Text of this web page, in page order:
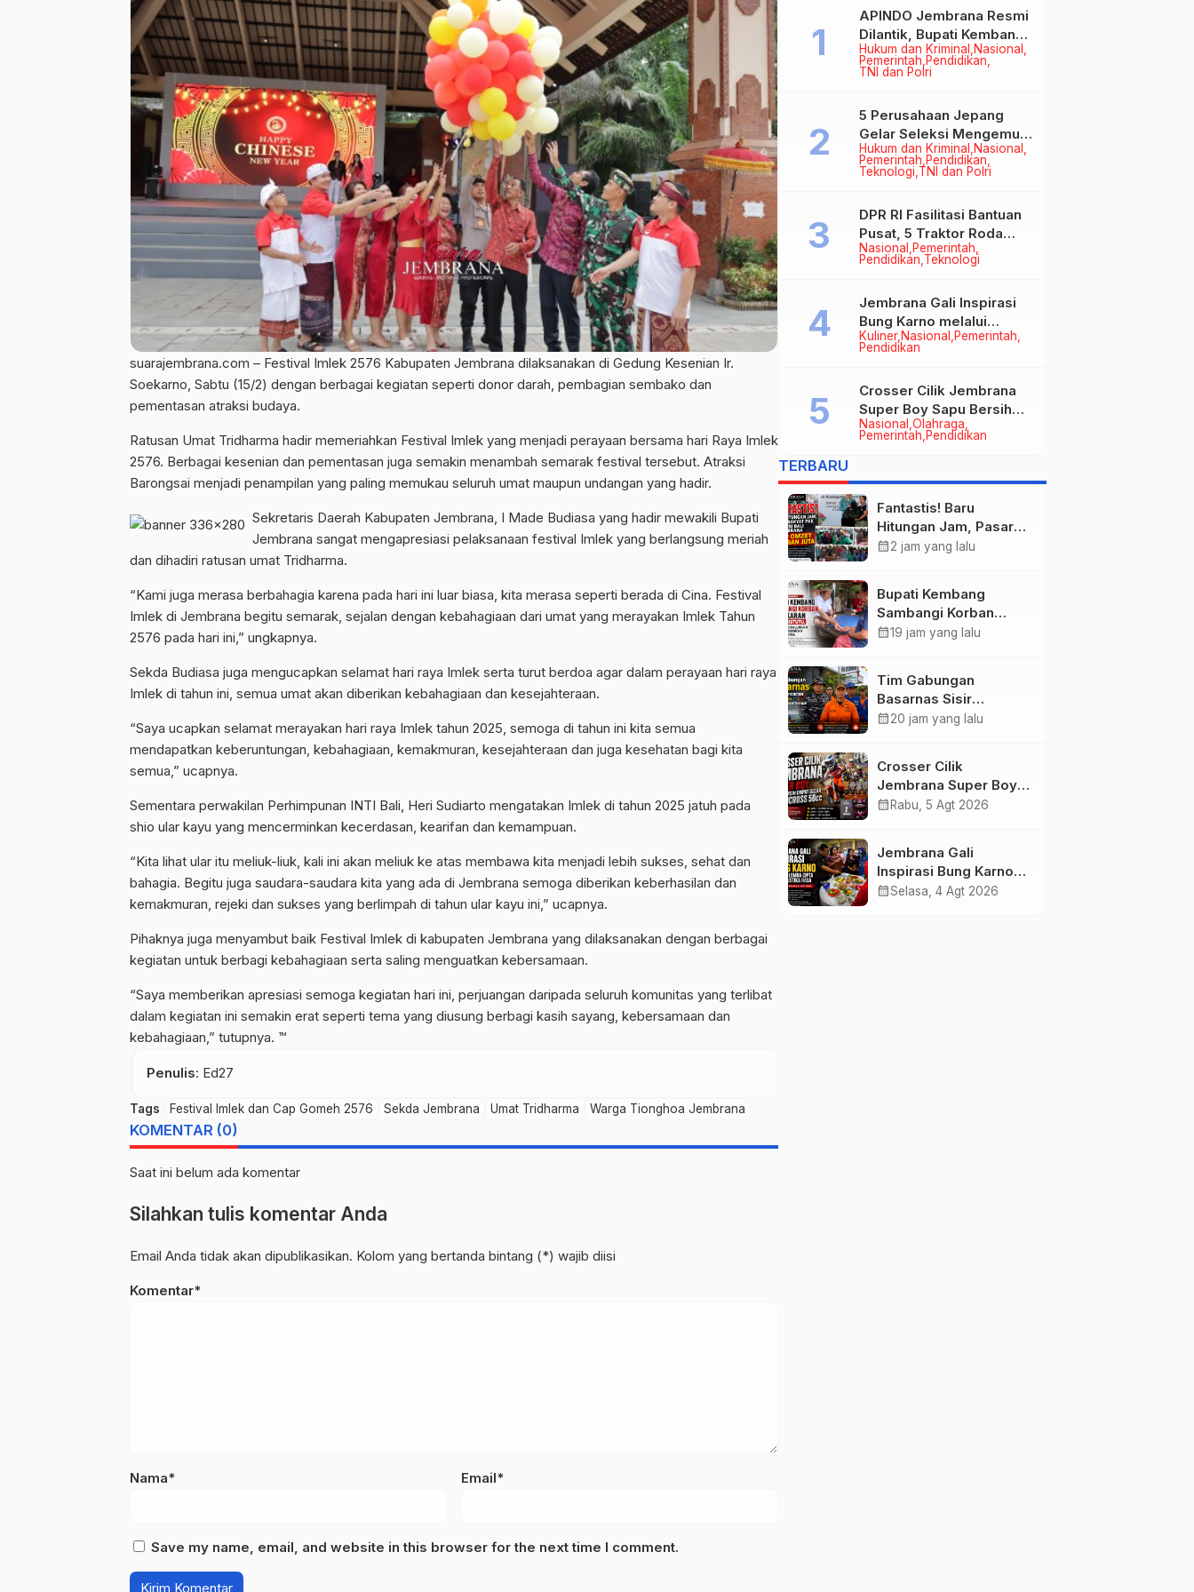
suarajembrana.com – Festival Imlek 2576 Kabupaten Jembrana dilaksanakan di Gedung Kesenian Ir.
Soekarno, Sabtu (15/2) dengan berbagai kegiatan seperti donor darah, pembagian sembako dan
pementasan atraksi budaya.
Ratusan Umat Tridharma hadir memeriahkan Festival Imlek yang menjadi perayaan bersama hari Raya Imlek
2576. Berbagai kesenian dan pementasan juga semakin menambah semarak festival tersebut. Atraksi
Barongsai menjadi penampilan yang paling memukau seluruh umat maupun undangan yang hadir.
Sekretaris Daerah Kabupaten Jembrana, I Made Budiasa yang hadir mewakili Bupati
Jembrana sangat mengapresiasi pelaksanaan festival Imlek yang berlangsung meriah
dan dihadiri ratusan umat Tridharma.
“Kami juga merasa berbahagia karena pada hari ini luar biasa, kita merasa seperti berada di Cina. Festival
Imlek di Jembrana begitu semarak, sejalan dengan kebahagiaan dari umat yang merayakan Imlek Tahun
2576 pada hari ini,” ungkapnya.
Sekda Budiasa juga mengucapkan selamat hari raya Imlek serta turut berdoa agar dalam perayaan hari raya
Imlek di tahun ini, semua umat akan diberikan kebahagiaan dan kesejahteraan.
“Saya ucapkan selamat merayakan hari raya Imlek tahun 2025, semoga di tahun ini kita semua
mendapatkan keberuntungan, kebahagiaan, kemakmuran, kesejahteraan dan juga kesehatan bagi kita
semua,” ucapnya.
Sementara perwakilan Perhimpunan INTI Bali, Heri Sudiarto mengatakan Imlek di tahun 2025 jatuh pada
shio ular kayu yang mencerminkan kecerdasan, kearifan dan kemampuan.
“Kita lihat ular itu meliuk-liuk, kali ini akan meliuk ke atas membawa kita menjadi lebih sukses, sehat dan
bahagia. Begitu juga saudara-saudara kita yang ada di Jembrana semoga diberikan keberhasilan dan
kemakmuran, rejeki dan sukses yang berlimpah di tahun ular kayu ini,” ucapnya.
Pihaknya juga menyambut baik Festival Imlek di kabupaten Jembrana yang dilaksanakan dengan berbagai
kegiatan untuk berbagi kebahagiaan serta saling menguatkan kebersamaan.
“Saya memberikan apresiasi semoga kegiatan hari ini, perjuangan daripada seluruh komunitas yang terlibat
dalam kegiatan ini semakin erat seperti tema yang diusung berbagi kasih sayang, kebersamaan dan
kebahagiaan,” tutupnya. ™
Penulis: Ed27
Tags Festival Imlek dan Cap Gomeh 2576 Sekda Jembrana Umat Tridharma Warga Tionghoa Jembrana
KOMENTAR (0)
Saat ini belum ada komentar
Silahkan tulis komentar Anda
Email Anda tidak akan dipublikasikan. Kolom yang bertanda bintang (*) wajib diisi
Komentar*
Nama* Email*
Save my name, email, and website in this browser for the next time I comment.
Hukum dan Kriminal
Nasional
Pemerintah Pendidikan
TNI dan Polri
APINDO Jembrana Resmi
Dilantik, Bupati Kembang
Minta Pengusaha Jadi
Motor Penggerak
Hukum dan Kriminal
Nasional
Pemerintah Pendidikan
Teknologi TNI dan Polri
5 Perusahaan Jepang
Gelar Seleksi Mengemudi
di Jembrana, Buka
Peluang Kerja bagi Calon
Nasional
Pemerintah
Pendidikan Teknologi
DPR RI Fasilitasi Bantuan
Pusat, 5 Traktor Roda
Empat Resmi Perkuat
Mekanisasi Pertanian
Kuliner Nasional
Pemerintah
Pendidikan
Jembrana Gali Inspirasi
Bung Karno melalui
Lomba Cipta Menu
Nasional Olahraga
Pemerintah Pendidikan
Crosser Cilik Jembrana
Super Boy Sapu Bersih
Empat Gelar Motocross
TERBARU
Fantastis! Baru
Hitungan Jam, Pasar
Rakyat PKK Provinsi
calendar_month2 jam yang lalu
Bupati Kembang
Sambangi Korban
Kebakaran di
Ringankan Beban
Warga
calendar_month19 jam yang lalu
Tim Gabungan
Basarnas Sisir
Pencarian Nelayan
calendar_month20 jam yang lalu
Crosser Cilik
Jembrana Super Boy
Sapu Bersih Empat
calendar_month Rabu, 5 Agt 2026
Jembrana Gali
Inspirasi Bung Karno
melalui Lomba Cipta
calendar_monthSelasa, 4 Agt 2026